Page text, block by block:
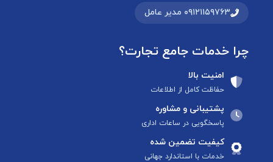
۰۹۱۲۱۱۵۹۷۶۳ مدیر عامل
چرا خدمات جامع تجارت؟
امنیت بالا
حفاظت کامل از اطلاعات
پشتیبانی و مشاوره
پاسخگویی در ساعات اداری
کیفیت تضمین شده
خدمات با استاندارد جهانی